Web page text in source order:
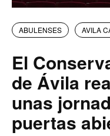
ABULENSES AVILA
El
de Ávila
unas
puertas